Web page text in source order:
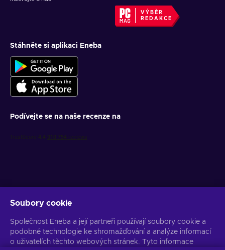
VÝBĚR
REDAKCE
Stáhněte si aplikaci Eneba
Podívejte se na naše recenze na
Získejte personalizované nabídky her
Předplatit
Z odběru se můžete kdykoli odhlásit. Více informací naleznete v
Soubory cookie
Společnost Eneba a její partneři používají soubory cookie a
podobné technologie ke shromažďování a analýze informací
o uživatelích těchto webových stránek. Tyto informace